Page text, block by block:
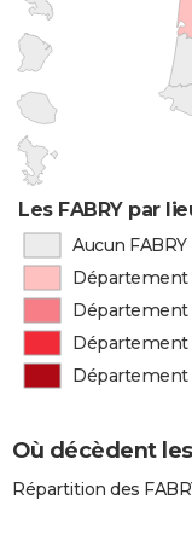
Les FABRY par
Aucun
Département
Département
Département
Département
Où décèdent
Répartition des